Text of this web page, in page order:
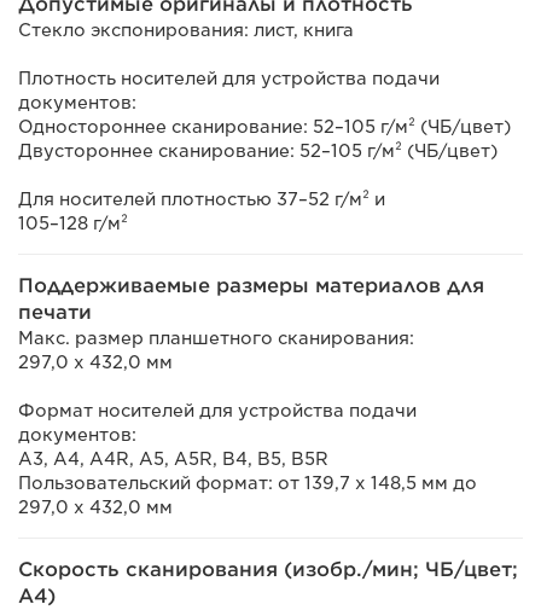
Стекло экспонирования: лист, книга
Плотность носителей для устройства подачи
документов:
Одностороннее сканирование: 52–105 г/м² (ЧБ/цвет)
Двустороннее сканирование: 52–105 г/м² (ЧБ/цвет)
Для носителей плотностью 37–52 г/м² и
105–128 г/м²
Поддерживаемые размеры материалов для
печати
Макс. размер планшетного сканирования:
297,0 x 432,0 мм
Формат носителей для устройства подачи
документов:
A3, A4, A4R, A5, A5R, B4, B5, B5R
Пользовательский формат: от 139,7 x 148,5 мм до
297,0 x 432,0 мм
Скорость сканирования (изобр./мин; ЧБ/цвет;
A4)